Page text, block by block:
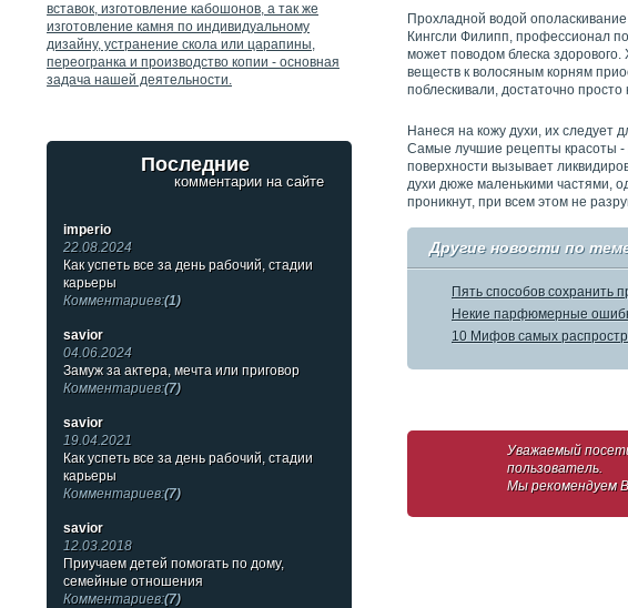
Прохладной водой
Кингсли Филипп, профессионал
может поводом блеска
веществ к волосяным корням
поблескивали, достаточно
Нанеся на кожу духи, их следует
Самые лучшие рецепты красоты -
поверхности вызывает
духи дюже маленькими частями,
проникнут, при всем этом не
Другие новости по
Пять способов сохранить
Некие парфюмерные
10 Мифов самых
Уважаемый
пользователь.
Мы рекомендуем
вставок, изготовление кабошонов, а так же
изготовление камня по индивидуальному
дизайну, устранение скола или царапины,
переогранка и производство копии - основная
задача нашей деятельности.
Последние
комментарии на сайте
imperio
22.08.2024
Как успеть все за день рабочий, стадии
карьеры
Комментариев:(1)
savior
04.06.2024
Замуж за актера, мечта или приговор
Комментариев:(7)
savior
19.04.2021
Как успеть все за день рабочий, стадии
карьеры
Комментариев:(7)
savior
12.03.2018
Приучаем детей помогать по дому,
семейные отношения
Комментариев:(7)